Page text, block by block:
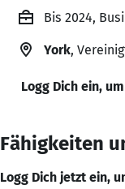
Bis 2024,
York,
Logg Dich ein,
Fähigkeiten
Logg Dich jetzt ein,